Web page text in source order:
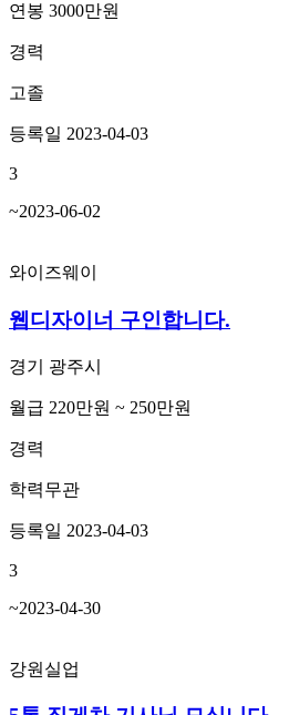
연봉 3000만원
경력
고졸
등록일 2023-04-03
3
~2023-06-02
와이즈웨이
웹디자이너 구인합니다.
경기 광주시
월급 220만원 ~ 250만원
경력
학력무관
등록일 2023-04-03
3
~2023-04-30
강원실업